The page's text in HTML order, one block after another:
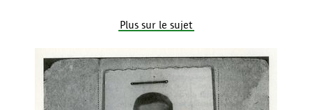
Plus sur le sujet